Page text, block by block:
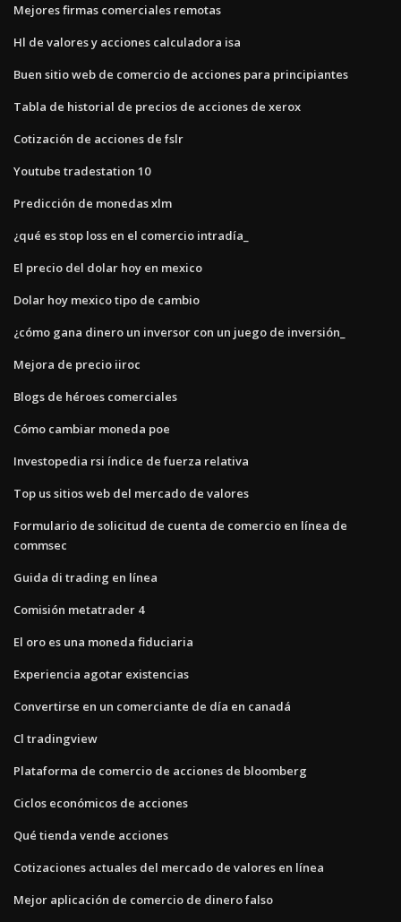
Mejores firmas comerciales remotas
Hl de valores y acciones calculadora isa
Buen sitio web de comercio de acciones para principiantes
Tabla de historial de precios de acciones de xerox
Cotización de acciones de fslr
Youtube tradestation 10
Predicción de monedas xlm
¿qué es stop loss en el comercio intradía_
El precio del dolar hoy en mexico
Dolar hoy mexico tipo de cambio
¿cómo gana dinero un inversor con un juego de inversión_
Mejora de precio iiroc
Blogs de héroes comerciales
Cómo cambiar moneda poe
Investopedia rsi índice de fuerza relativa
Top us sitios web del mercado de valores
Formulario de solicitud de cuenta de comercio en línea de
commsec
Guida di trading en línea
Comisión metatrader 4
El oro es una moneda fiduciaria
Experiencia agotar existencias
Convertirse en un comerciante de día en canadá
Cl tradingview
Plataforma de comercio de acciones de bloomberg
Ciclos económicos de acciones
Qué tienda vende acciones
Cotizaciones actuales del mercado de valores en línea
Mejor aplicación de comercio de dinero falso